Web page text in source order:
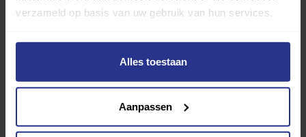
verzameld op basis van uw gebruik van hun services.
Alles toestaan
Aanpassen
340 gemeenten